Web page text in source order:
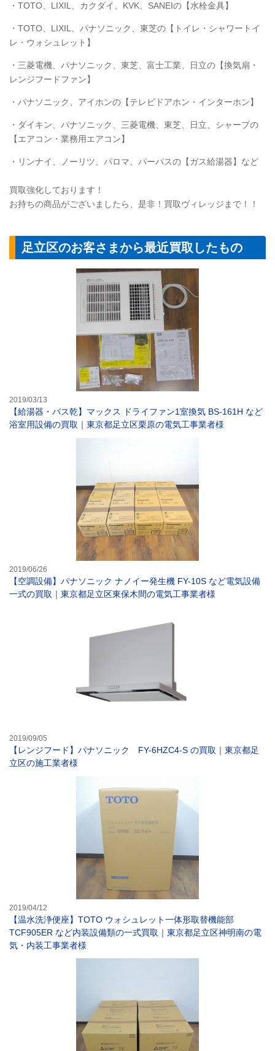
・TOTO、LIXIL、カクダイ、KVK、SANEIの【水栓金具】
・ TOTO、LIXIL、パナソニック、東芝の【トイレ・シャワートイ
レ・ウォシュレット】
・三菱電機、パナソニック、東芝、富士工業、日立の【換気扇・
レンジフードファン】
・パナソニック、アイホンの【テレビドアホン・インターホン】
・ダイキン、パナソニック、三菱電機、東芝、日立、シャープの
【エアコン・業務用エアコン】
・リンナイ、ノーリツ、パロマ、パーパスの【ガス給湯器】など
買取強化しております！
お持ちの商品がございましたら、是非！買取ヴィレッジまで！！
足立区のお客さまから最近買取したもの
2019/03/13
【給湯器・バス乾】マックス ドライファン1室換気 BS-161H など
浴室用設備の買取｜東京都足立区栗原の電気工事業者様
2019/06/26
【空調設備】パナソニック ナノイー発生機 FY-10S など電気設備
一式の買取｜東京都足立区東保木間の電気工事業者様
2019/09/05
【レンジフード】パナソニック FY-6HZC4-S の買取｜東京都足
立区の施工業者様
2019/04/12
【温水洗浄便座】TOTO ウォシュレット一体形取替機能部
TCF905ER など内装設備類の一式買取｜東京都足立区神明南の電
気・内装工事業者様